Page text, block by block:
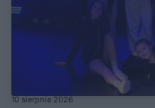
10 sierpnia 2026